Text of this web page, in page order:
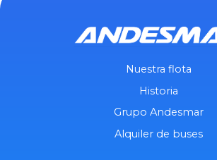
Nuestra flota
Historia
Grupo Andesmar
Alquiler de buses